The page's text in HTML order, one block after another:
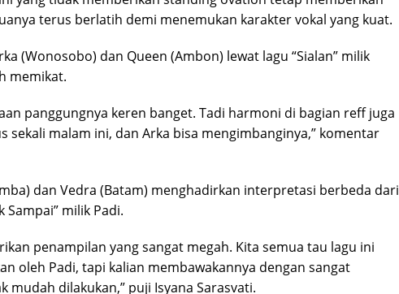
terus berlatih demi menemukan karakter vokal yang kuat.
(Wonosobo) dan Queen (Ambon) lewat lagu “Sialan” milik
memikat.
panggungnya keren banget. Tadi harmoni di bagian reff juga
sekali malam ini, dan Arka bisa mengimbanginya,” komentar
dan Vedra (Batam) menghadirkan interpretasi berbeda dari
Sampai” milik Padi.
penampilan yang sangat megah. Kita semua tau lagu ini
oleh Padi, tapi kalian membawakannya dengan sangat
mudah dilakukan,” puji Isyana Sarasvati.